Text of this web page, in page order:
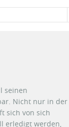
seinen
Nicht nur in der
sich von sich
erledigt werden,